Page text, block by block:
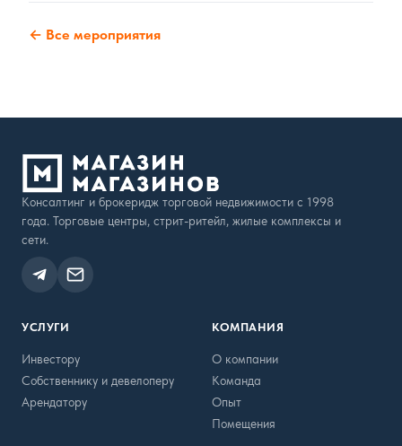
← Все мероприятия
Консалтинг и брокеридж торговой недвижимости с 1998
года. Торговые центры, стрит-ритейл, жилые комплексы и
сети.
УСЛУГИ
Инвестору
Собственнику и девелоперу
Арендатору
КОМПАНИЯ
О компании
Команда
Опыт
Помещения